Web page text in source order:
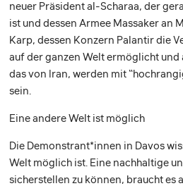
neuer Präsident al-Scharaa, der
ist und dessen Armee Massaker an
Karp, dessen Konzern Palantir die
auf der ganzen Welt ermöglicht und
das von Iran, werden mit
sein.
Eine andere Welt ist möglich
Die Demonstrant*innen in Davos
Welt möglich ist. Eine nachhaltige
sicherstellen zu können, braucht es